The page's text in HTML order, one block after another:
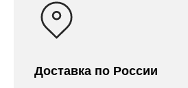
Доставка по России